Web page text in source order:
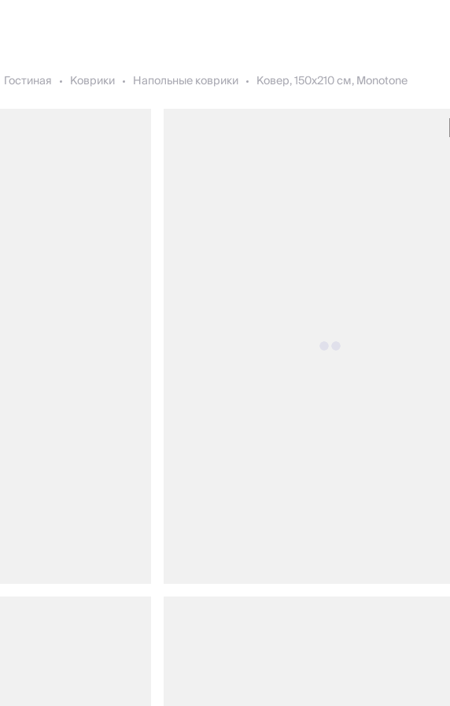
Гостиная Коврики Напольные коврики Ковер, 150х210 см, Monotone